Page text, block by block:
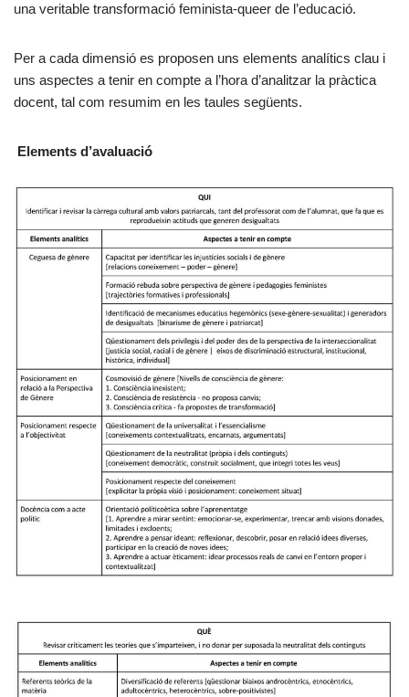
una veritable transformació feminista-queer de l’educació.
Per a cada dimensió es proposen uns elements analítics clau i
uns aspectes a tenir en compte a l’hora d’analitzar la pràctica
docent, tal com resumim en les taules següents.
Elements d’avaluació